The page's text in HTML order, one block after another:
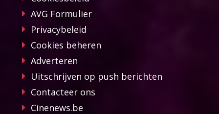
AVG Formulier
Privacybeleid
Cookies beheren
Adverteren
Uitschrijven op push berichten
Contacteer ons
Cinenews.be